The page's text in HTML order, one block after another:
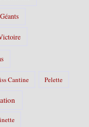
Cantine Pelette